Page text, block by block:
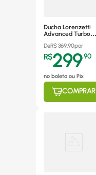
Ducha Lorenzetti
Advanced Turbo
DeR$369,90por
R$299,90
no boleto ou Pix
COMPRAR